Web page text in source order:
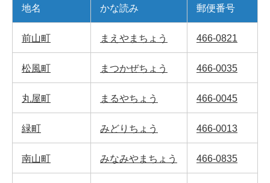
地名 かな読み 郵便番号
前山町 まえやまちょう 466-0821
松風町 まつかぜちょう 466-0035
丸屋町 まるやちょう 466-0045
緑町 みどりちょう 466-0013
南山町 みなみやまちょう 466-0835